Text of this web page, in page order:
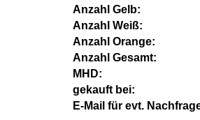
Anzahl Gelb:
Anzahl Weiß:
Anzahl Orange:
Anzahl Gesamt:
MHD:
gekauft bei:
E-Mail für evt.